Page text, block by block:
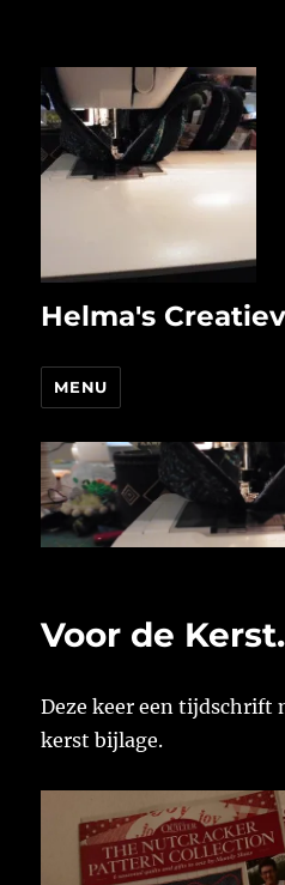
Helma's
MENU
Voor de Kerst.
Deze keer een tijdschrift
kerst bijlage.